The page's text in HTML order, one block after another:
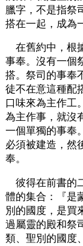
臘字，不是指祭
搭在一起，成為
在舊約中，根
事奉。沒有一個
搭。祭司的事奉
徒不在意這種配
口味來為主作工
為主作事，就沒
一個單獨的事奉
必須被建造，然
奉。
彼得在前書的
體的集合：『是
別的國度，是買
過屬靈的殿和祭
類、聖別的國度